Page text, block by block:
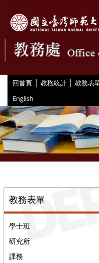
回首頁 | 教務統計 | 教務表
English
教務表單
學士班
研究所
課務